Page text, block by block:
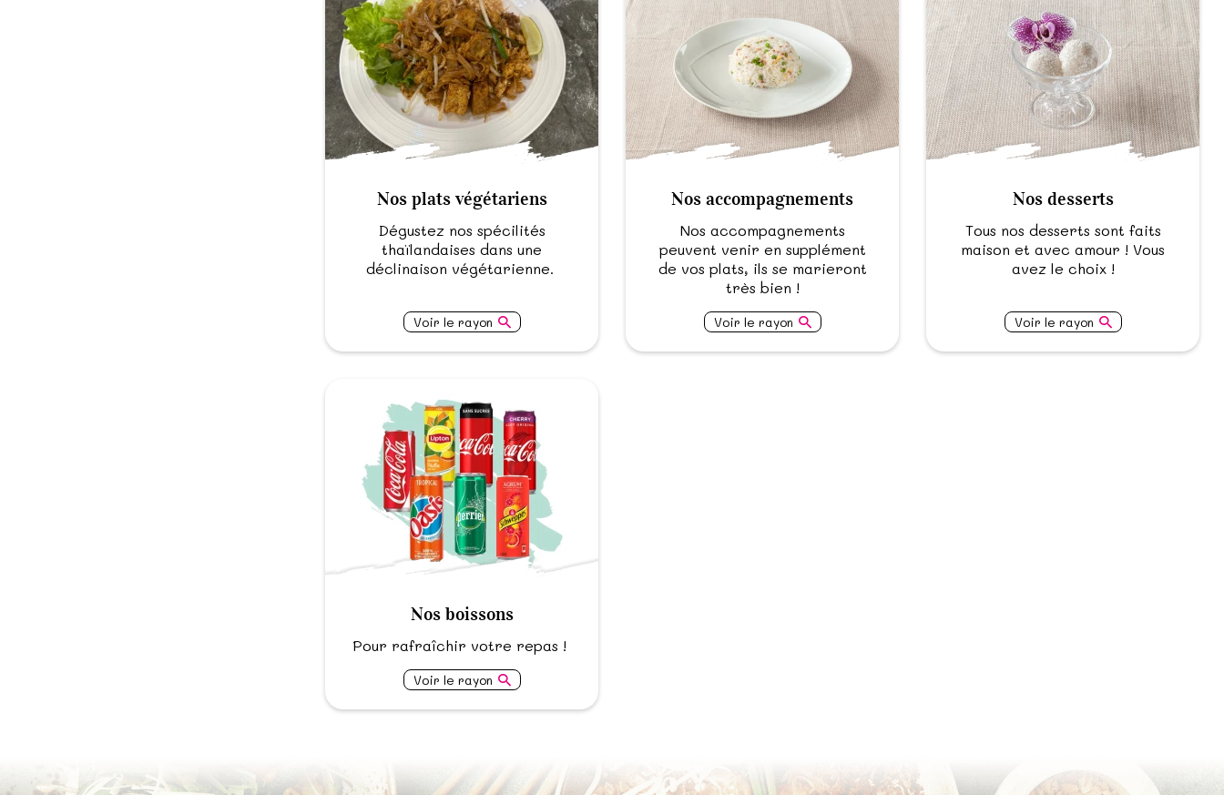
Nos plats végétariens
Dégustez nos spécilités
thaïlandaises dans une
déclinaison végétarienne.
Voir le rayon
Nos accompagnements
Nos accompagnements
peuvent venir en supplément
de vos plats, ils se marieront
très bien !
Voir le rayon
Nos desserts
Tous nos desserts sont faits
maison et avec amour ! Vous
avez le choix !
Voir le rayon
Nos boissons
Pour rafraîchir votre repas !
Voir le rayon